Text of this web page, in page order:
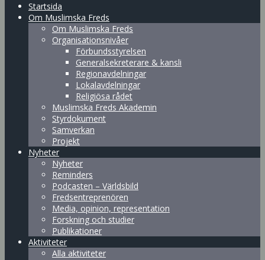
Startsida
Om Muslimska Freds
Om Muslimska Freds
Organisationsnivåer
Förbundsstyrelsen
Generalsekreterare & kansli
Regionavdelningar
Lokalavdelningar
Religiösa rådet
Muslimska Freds Akademin
Styrdokument
Samverkan
Projekt
Nyheter
Nyheter
Reminders
Podcasten – Världsbild
Fredsentreprenören
Media, opinion, representation
Forskning och studier
Publikationer
Aktiviteter
Alla aktiviteter